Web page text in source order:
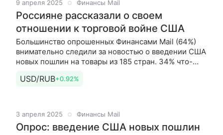
9 апреля 2025 Финансы Mail
Россияне рассказали о своем
отношении к торговой войне США
Большинство опрошенных Финансами Mail (64%)
внимательно следили за новостью о введении США
новых пошлин на товары из 185 стран. 34% что-
впервые узнали
USD/RUB+0.92%
3 апреля 2025 Финансы Mail
Опрос: введение США новых пошлин